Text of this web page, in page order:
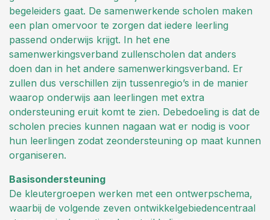
begeleiders gaat. De samenwerkende scholen maken
een plan omervoor te zorgen dat iedere leerling
passend onderwijs krijgt. In het ene
samenwerkingsverband zullenscholen dat anders
doen dan in het andere samenwerkingsverband. Er
zullen dus verschillen zijn tussenregio’s in de manier
waarop onderwijs aan leerlingen met extra
ondersteuning eruit komt te zien. Debedoeling is dat de
scholen precies kunnen nagaan wat er nodig is voor
hun leerlingen zodat zeondersteuning op maat kunnen
organiseren.
Basisondersteuning
De kleutergroepen werken met een ontwerpschema,
waarbij de volgende zeven ontwikkelgebiedencentraal